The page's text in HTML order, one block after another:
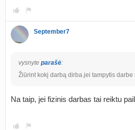
September7
vysnyte parašė:
Žiūrint kokį darbą dirba.jei tampytis
Na taip, jei fizinis darbas tai reiktu